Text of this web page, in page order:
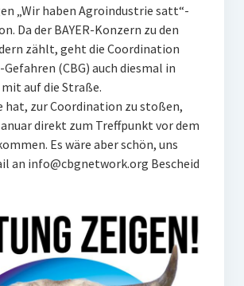
„Wir haben Agroindustrie satt“-
Da der BAYER-Konzern zu den
zählt, geht die Coordination
Gefahren (CBG) auch diesmal in
auf die Straße.
hat, zur Coordination zu stoßen,
direkt zum Treffpunkt vor dem
Es wäre aber schön, uns
an info@cbgnetwork.org Bescheid